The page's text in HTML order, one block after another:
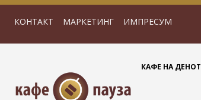
КОНТАКТ МАРКЕТИНГ ИМПРЕСУМ
КАФЕ НА ДЕНОТ